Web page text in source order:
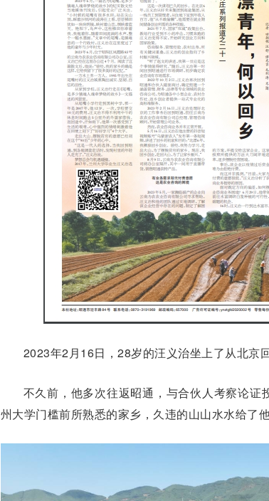
2023年2月16日，28岁的汪义治坐上了从北京
不久前，他多次往返昭通，与合伙人考察论
州大学门槛前所熟悉的家乡，久违的山山水水给了